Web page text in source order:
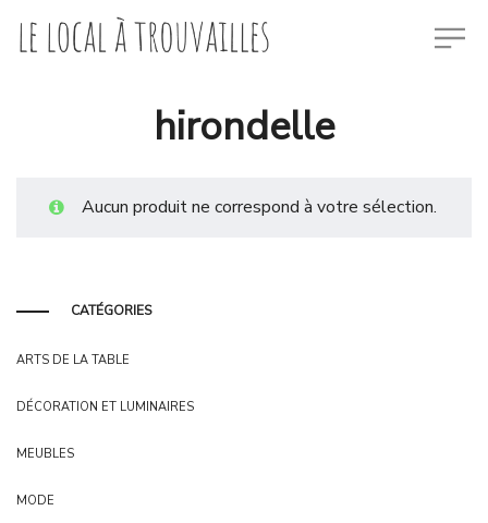
hirondelle
Aucun produit ne correspond à votre sélection.
CATÉGORIES
ARTS DE LA TABLE
DÉCORATION ET LUMINAIRES
MEUBLES
MODE